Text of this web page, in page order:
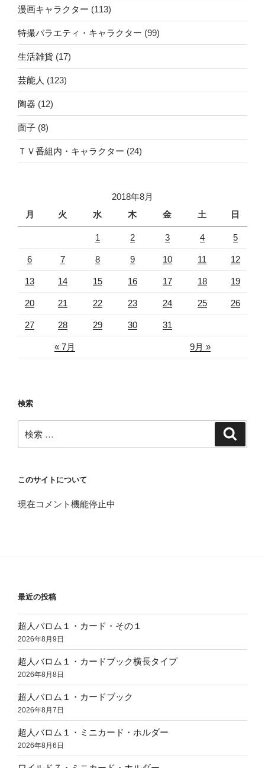
漫画キャラクター (113)
特撮バラエティ・キャラクター (99)
生活雑貨 (17)
芸能人 (123)
陶器 (12)
面子 (8)
ＴＶ番組内・キャラクター (24)
2018年8月
月
火 水 木 金 土 日
« 7月 9月 »
1 2 3 4 5
6 7 8 9 10 11 12
13 14 15 16 17 18 19
20 21 22 23 24 25 26
27 28 29 30 31
検索
検
索:
このサイトについて
現在コメント機能停止中
最近の投稿
超人バロム１・カード・その１
2026年8月9日
超人バロム１・カードブック横長タイプ
2026年8月8日
超人バロム１・カードブック
2026年8月7日
超人バロム１・ミニカード・ホルダー
2026年8月6日